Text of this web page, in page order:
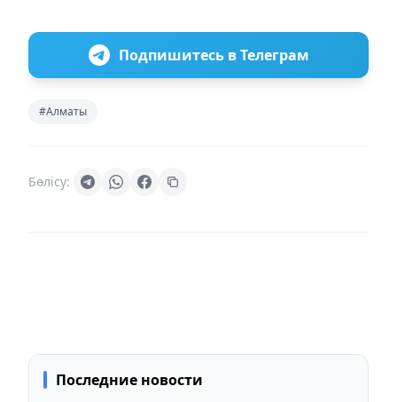
Подпишитесь в Телеграм
#Алматы
Бөлісу:
Последние новости